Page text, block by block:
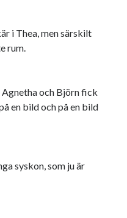
i Thea, men särskilt
rum.
och Björn fick
en bild och på en bild
syskon, som ju är